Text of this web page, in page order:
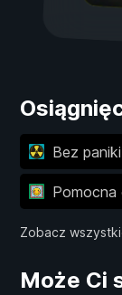
Bez
Pomocna
Zobacz
Może Ci